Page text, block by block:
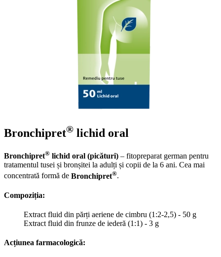
Bronchipret® lichid oral
Bronchipret® lichid oral (picături) – fitopreparat german pentru
tratamentul tusei și bronșitei la adulți și copii de la 6 ani. Cea mai
concentrată formă de Bronchipret®.
Compoziția:
Extract fluid din părți aeriene de cimbru (1:2-2,5) - 50 g
Extract fluid din frunze de iederă (1:1) - 3 g
Acțiunea farmacologică: